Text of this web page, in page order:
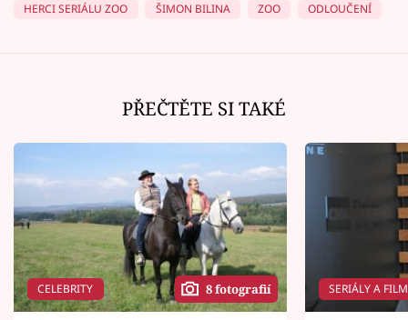
HERCI SERIÁLU ZOO
ŠIMON BILINA ZOO ODLOUČENÍ
PŘEČTĚTE SI TAKÉ
CELEBRITY 8 fotografií SERIÁLY A